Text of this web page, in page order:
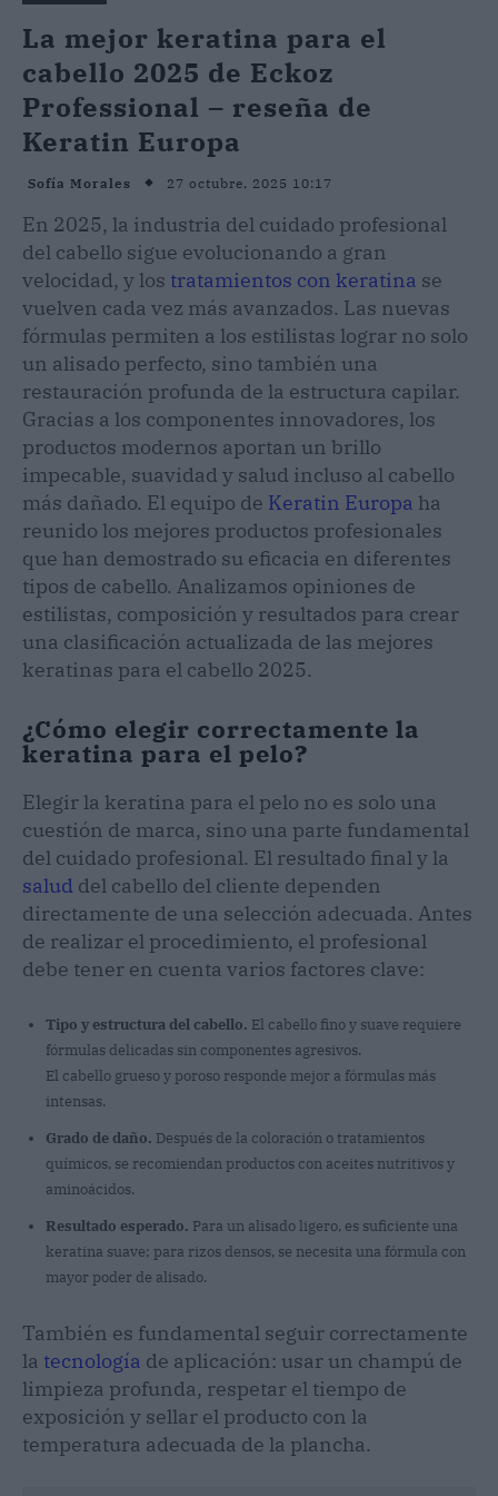
La mejor keratina para el
cabello 2025 de Eckoz
Professional – reseña de
Keratin Europa
Sofía Morales 27 octubre, 2025 10:17
En 2025, la industria del cuidado profesional
del cabello sigue evolucionando a gran
velocidad, y los tratamientos con keratina se
vuelven cada vez más avanzados. Las nuevas
fórmulas permiten a los estilistas lograr no solo
un alisado perfecto, sino también una
restauración profunda de la estructura capilar.
Gracias a los componentes innovadores, los
productos modernos aportan un brillo
impecable, suavidad y salud incluso al cabello
más dañado. El equipo de Keratin Europa ha
reunido los mejores productos profesionales
que han demostrado su eficacia en diferentes
tipos de cabello. Analizamos opiniones de
estilistas, composición y resultados para crear
una clasificación actualizada de las mejores
keratinas para el cabello 2025.
¿Cómo elegir correctamente la
keratina para el pelo?
Elegir la keratina para el pelo no es solo una
cuestión de marca, sino una parte fundamental
del cuidado profesional. El resultado final y la
salud del cabello del cliente dependen
directamente de una selección adecuada. Antes
de realizar el procedimiento, el profesional
debe tener en cuenta varios factores clave:
Tipo y estructura del cabello. El cabello fino y suave requiere
fórmulas delicadas sin componentes agresivos.
El cabello grueso y poroso responde mejor a fórmulas más
intensas.
Grado de daño. Después de la coloración o tratamientos
químicos, se recomiendan productos con aceites nutritivos y
aminoácidos.
Resultado esperado. Para un alisado ligero, es suficiente una
keratina suave; para rizos densos, se necesita una fórmula con
mayor poder de alisado.
También es fundamental seguir correctamente
la tecnología de aplicación: usar un champú de
limpieza profunda, respetar el tiempo de
exposición y sellar el producto con la
temperatura adecuada de la plancha.